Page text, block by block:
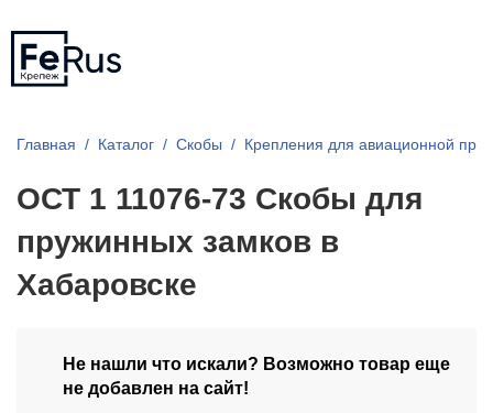
Главная Каталог Скобы Крепления для авиационной
ОСТ 1 11076-73 Скобы для
пружинных замков в
Хабаровске
Не нашли что искали? Возможно товар еще
не добавлен на сайт!